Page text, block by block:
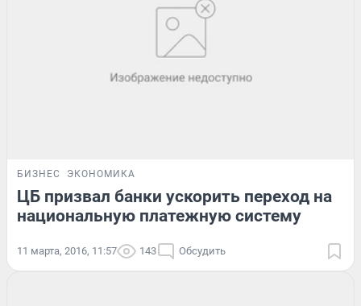
БИЗНЕС ЭКОНОМИКА
ЦБ призвал банки ускорить переход на
национальную платежную систему
11 марта, 2016, 11:57 143 Обсудить